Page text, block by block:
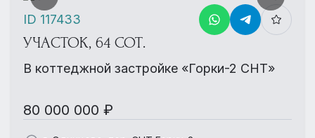
УЧАСТОК, 64 СОТ.
В коттеджной застройке «Горки-2 СНТ»
80 000 000 ₽
ID 117433